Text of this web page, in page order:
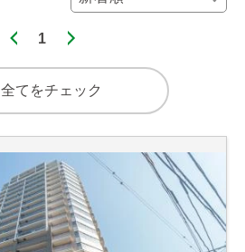
1
全てをチェック